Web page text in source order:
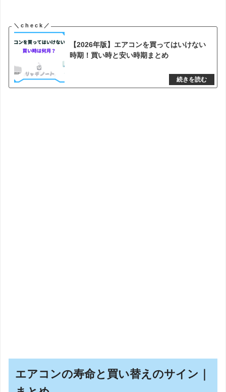
【2026年版】エアコンを買ってはいけない
時期！買い時と安い時期まとめ
エアコンの寿命と買い替えのサイン｜